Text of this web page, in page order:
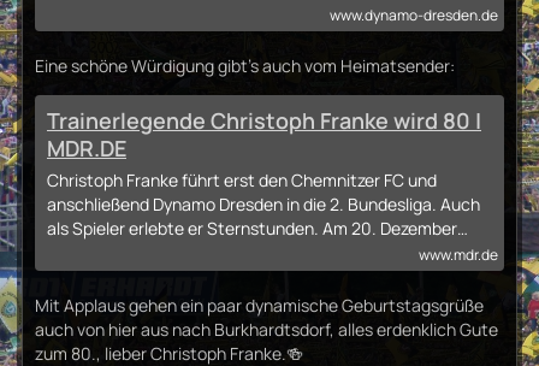
www.dynamo-dresden.de
Eine schöne Würdigung gibt's auch vom Heimatsender:
Trainerlegende Christoph Franke wird 80 |
MDR.DE
Christoph Franke führt erst den Chemnitzer FC und
anschließend Dynamo Dresden in die 2. Bundesliga. Auch
als Spieler erlebte er Sternstunden. Am 20. Dezember…
www.mdr.de
Mit Applaus gehen ein paar dynamische Geburtstagsgrüße
auch von hier aus nach Burkhardtsdorf, alles erdenklich Gute
zum 80., lieber Christoph Franke.🍻